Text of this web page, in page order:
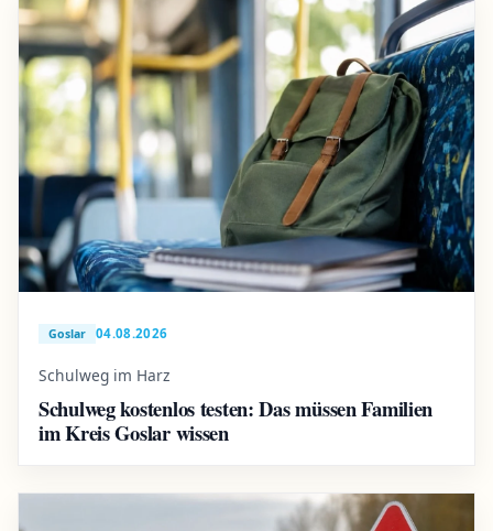
Goslar 04.08.2026
Schulweg im Harz
Schulweg kostenlos testen: Das müssen Familien
im Kreis Goslar wissen